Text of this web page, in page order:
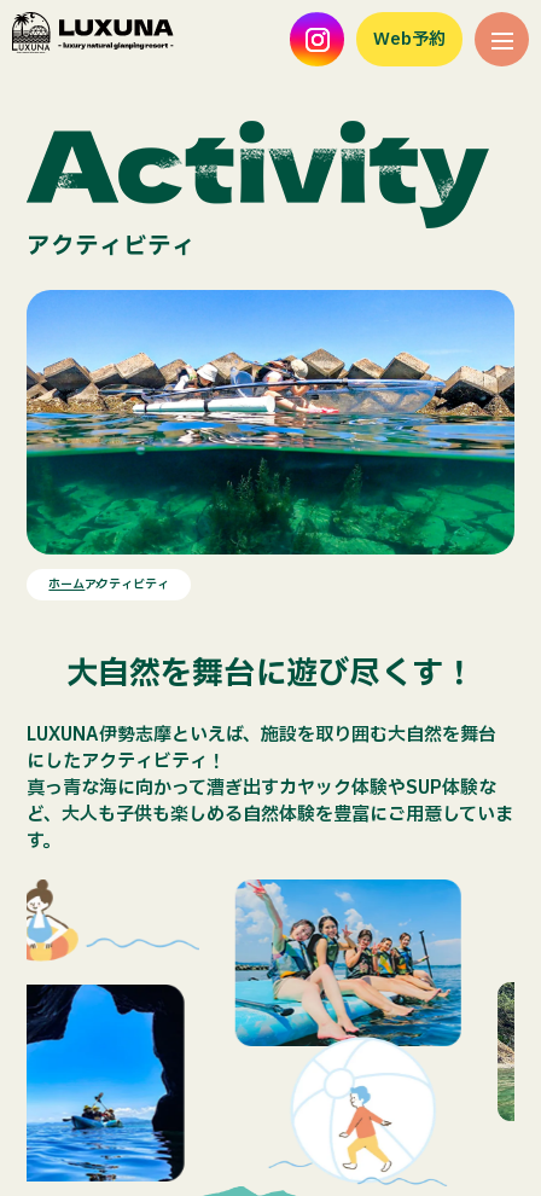
Web予約
アクティビティ
ホームアクティビティ
大自然を舞台に遊び尽くす！
LUXUNA伊勢志摩といえば、施設を取り囲む大自然を舞台
にしたアクティビティ！
真っ青な海に向かって漕ぎ出すカヤック体験やSUP体験な
ど、大人も子供も楽しめる自然体験を豊富にご用意していま
す。